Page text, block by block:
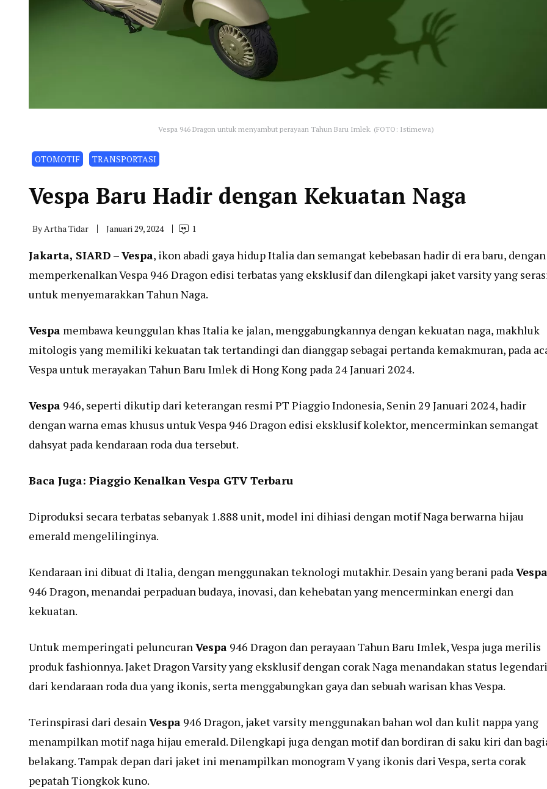
Vespa 946 Dragon untuk menyambut perayaan Tahun Baru Imlek. (FOTO: Istimewa)
OTOMOTIF TRANSPORTASI
Vespa Baru Hadir dengan Kekuatan Naga
ByArtha Tidar Januari 29, 2024 1
Jakarta, SIARD –Vespa, ikon abadi gaya hidup Italia dan semangat kebebasan hadir di era baru, dengan
memperkenalkan Vespa 946 Dragon edisi terbatas yang eksklusif dan dilengkapi jaket varsity yang
untuk menyemarakkan Tahun Naga.
Vespa membawa keunggulan khas Italia ke jalan, menggabungkannya dengan kekuatan naga, makhluk
mitologis yang memiliki kekuatan tak tertandingi dan dianggap sebagai pertanda kemakmuran, pada
Vespa untuk merayakan Tahun Baru Imlek di Hong Kong pada 24 Januari 2024.
Vespa 946, seperti dikutip dari keterangan resmi PT Piaggio Indonesia, Senin 29 Januari 2024, hadir
dengan warna emas khusus untuk Vespa 946 Dragon edisi eksklusif kolektor, mencerminkan semangat
dahsyat pada kendaraan roda dua tersebut.
Baca Juga: Piaggio Kenalkan Vespa GTV Terbaru
Diproduksi secara terbatas sebanyak 1.888 unit, model ini dihiasi dengan motif Naga berwarna hijau
emerald mengelilinginya.
Kendaraan ini dibuat di Italia, dengan menggunakan teknologi mutakhir. Desain yang berani padaVespa
946 Dragon, menandai perpaduan budaya, inovasi, dan kehebatan yang mencerminkan energi dan
kekuatan.
Untuk memperingati peluncuranVespa 946 Dragon dan perayaan Tahun Baru Imlek, Vespa juga merilis
produk fashionnya. Jaket Dragon Varsity yang eksklusif dengan corak Naga menandakan status
dari kendaraan roda dua yang ikonis, serta menggabungkan gaya dan sebuah warisan khas Vespa.
Terinspirasi dari desainVespa 946 Dragon, jaket varsity menggunakan bahan wol dan kulit nappa yang
menampilkan motif naga hijau emerald. Dilengkapi juga dengan motif dan bordiran di saku kiri dan
belakang. Tampak depan dari jaket ini menampilkan monogram V yang ikonis dari Vespa, serta corak
pepatah Tiongkok kuno.